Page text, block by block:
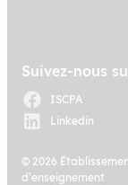
Suivez-nous
ISCPA
Linkedin
© 2026
d’enseignement